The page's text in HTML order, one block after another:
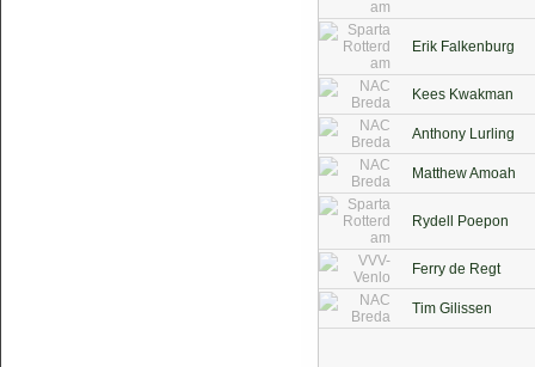
Erik Falkenburg
Kees Kwakman
Anthony Lurling
Matthew Amoah
Rydell Poepon
Ferry de Regt
Tim Gilissen